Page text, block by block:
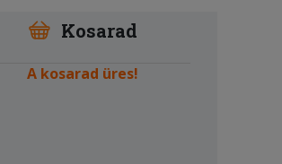
Kosarad
A kosarad üres!